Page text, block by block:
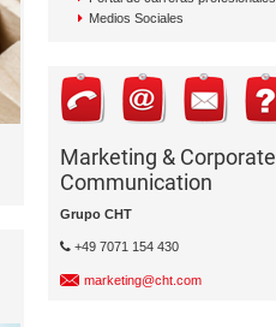
Medios Sociales
Marketing & Corporate
Communication
Grupo CHT
+49 7071 154 430
marketing@cht.com